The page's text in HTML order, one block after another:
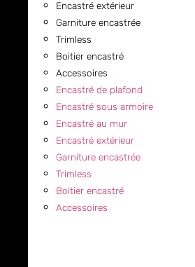
Encastré extérieur
Garniture encastrée
Trimless
Boitier encastré
Accessoires
Encastré de plafond
Encastré sous armoire
Encastré au mur
Encastré extérieur
Garniture encastrée
Trimless
Boitier encastré
Accessoires